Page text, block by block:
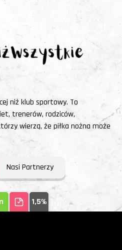
1,5%
niż klub sportowy. To
trenerów, rodziców,
wierzą, że piłka nożna może
Nasi Partnerzy